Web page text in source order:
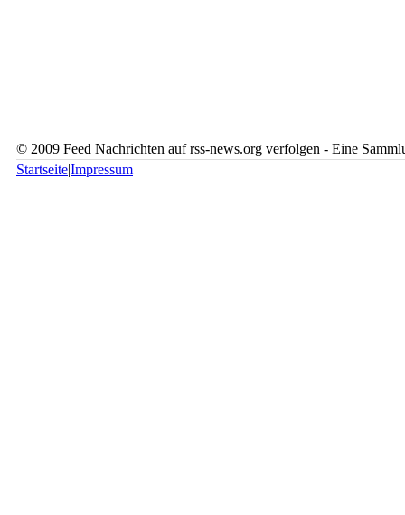
© 2009 Feed Nachrichten auf rss-news.org verfolgen - Eine
Startseite|Impressum